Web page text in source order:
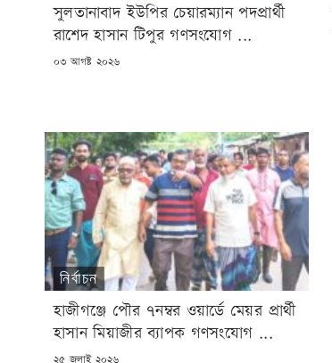
সুলতানাবাদ ইউপির চেয়ারম্যান পদপ্রার্থী
রাশেদ হাসান টিপুর গণসংযোগ ...
POSTED
০৩ আগষ্ট ২০২৬
নির্বাচন
হাজীগঞ্জে পৌর ৭নম্বর ওয়ার্ডে মেয়র প্রার্থী
হাসান মিয়াজীর ব্যাপক গণসংযোগ ...
POSTED
২৫ জুলাই ২০২৬